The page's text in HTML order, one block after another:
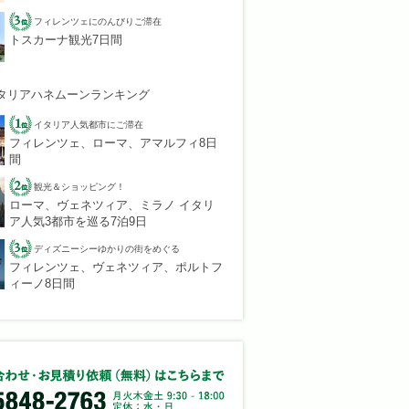
フィレンツェにのんびりご滞在
トスカーナ観光7日間
リアハネムーンランキング
イタリア人気都市にご滞在
フィレンツェ、ローマ、アマルフィ8日
間
観光＆ショッピング！
ローマ、ヴェネツィア、ミラノ イタリ
ア人気3都市を巡る7泊9日
ディズニーシーゆかりの街をめぐる
フィレンツェ、ヴェネツィア、ポルトフ
ィーノ8日間